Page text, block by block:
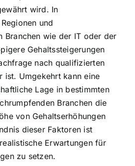
wird. In
und
Branchen wie der IT oder der
Gehaltssteigerungen
nach qualifizierten
ist. Umgekehrt kann eine
Lage in bestimmten
Branchen die
von Gehaltserhöhungen
dieser Faktoren ist
Erwartungen für
zu setzen.